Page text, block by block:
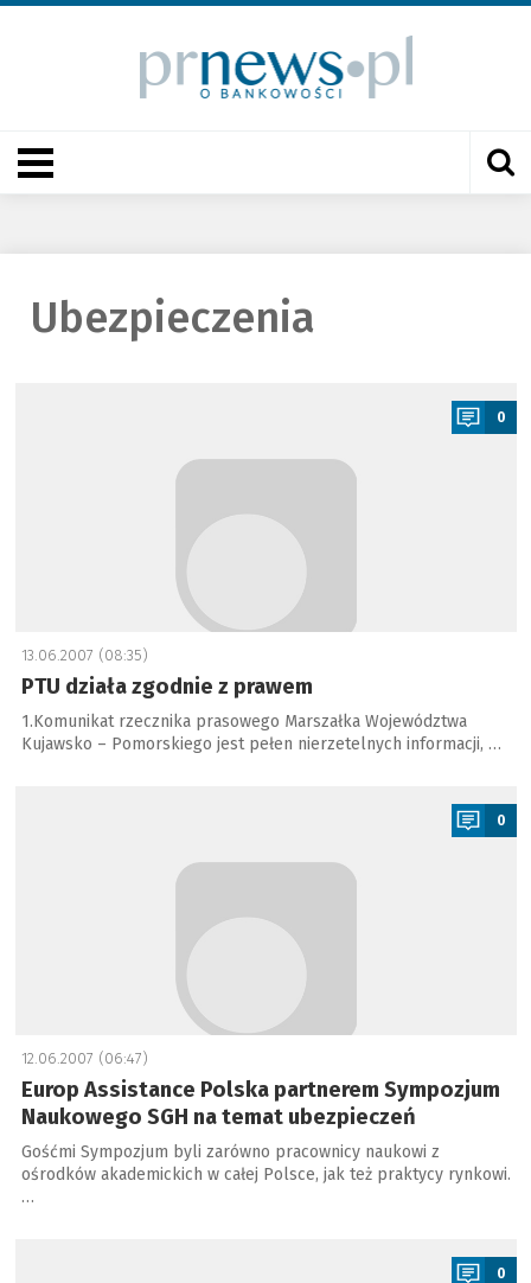
Ubezpieczenia
0
13.06.2007 (08:35)
PTU działa zgodnie z prawem
1.Komunikat rzecznika prasowego Marszałka Województwa
Kujawsko – Pomorskiego jest pełen nierzetelnych informacji, …
0
12.06.2007 (06:47)
Europ Assistance Polska partnerem Sympozjum
Naukowego SGH na temat ubezpieczeń
Gośćmi Sympozjum byli zarówno pracownicy naukowi z
ośrodków akademickich w całej Polsce, jak też praktycy rynkowi.
…
0